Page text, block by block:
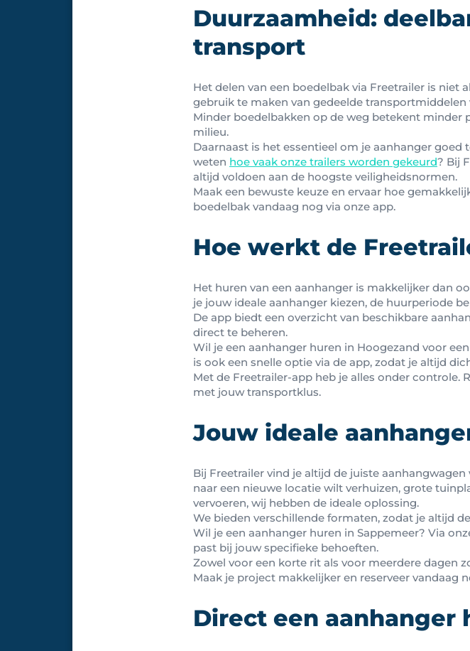
Duurzaamheid:
transport
Het delen van een boedelbak via Freetrailer is
gebruik te maken van gedeelde
Minder boedelbakken op de weg betekent
milieu.
Daarnaast is het essentieel om je aanhanger
weten hoe vaak onze trailers worden gekeurd? Bij
altijd voldoen aan de hoogste veiligheidsnormen.
Maak een bewuste keuze en ervaar hoe
boedelbak vandaag nog via onze app.
Hoe werkt de
Het huren van een aanhanger is makkelijker dan
je jouw ideale aanhanger kiezen, de huurperiode
De app biedt een overzicht van beschikbare
direct te beheren.
Wil je een aanhanger huren in Hoogezand voor
is ook een snelle optie via de app, zodat je altijd
Met de Freetrailer-app heb je alles onder controle.
met jouw transportklus.
Jouw ideale
Bij Freetrailer vind je altijd de juiste
naar een nieuwe locatie wilt verhuizen, grote
vervoeren, wij hebben de ideale oplossing.
We bieden verschillende formaten, zodat je altijd
Wil je een aanhanger huren in Sappemeer? Via
past bij jouw specifieke behoeften.
Zowel voor een korte rit als voor meerdere dagen
Maak je project makkelijker en reserveer vandaag
Direct een aanhanger